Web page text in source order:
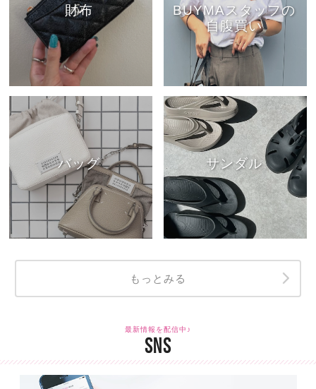
財布
BUYMAスタッフの
自腹買い
バッグ サンダル
もっとみる
最新情報を配信中♪
SNS